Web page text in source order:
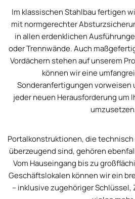
Im klassischen Stahlbau fertigen
mit normgerechter
in allen erdenklichen
oder Trennwände. Auch
Vordächern stehen auf unserem
können wir eine
Sonderanfertigungen vorweisen
jeder neuen Herausforderung um
Portalkonstruktionen, die
überzeugend sind, gehören
Vom Hauseingang bis zu
Geschäftslokalen können wir ein
– inklusive zugehöriger Schlüssel,